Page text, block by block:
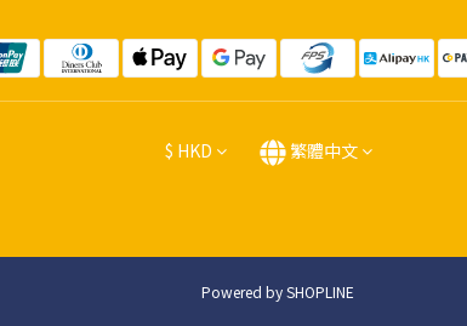
$ HKD 繁體中文
Powered by SHOPLINE